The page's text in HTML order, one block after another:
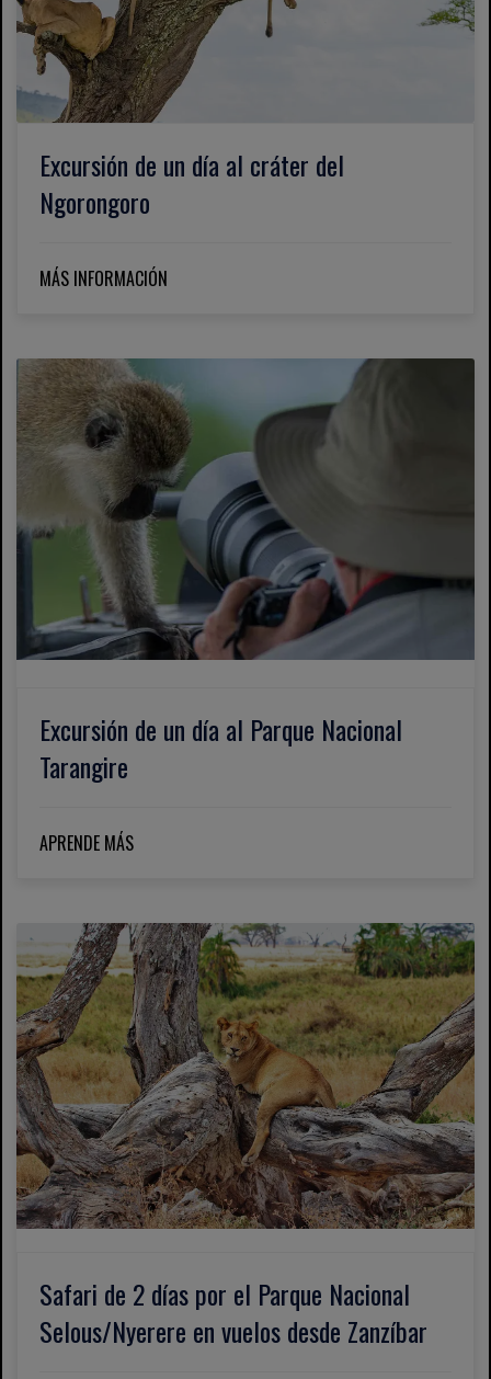
Excursión de un día al cráter del
Ngorongoro
MÁS INFORMACIÓN
Excursión de un día al Parque Nacional
Tarangire
APRENDE MÁS
Safari de 2 días por el Parque Nacional
Selous/Nyerere en vuelos desde Zanzíbar